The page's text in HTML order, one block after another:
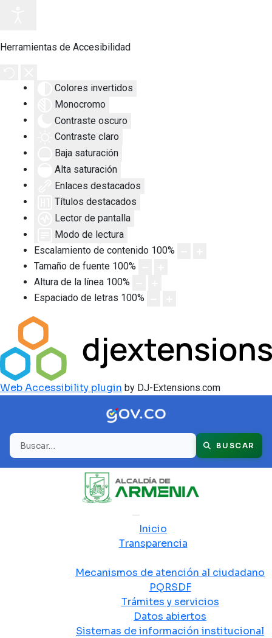
Herramientas de Accesibilidad
Colores invertidos
Monocromo
Contraste oscuro
Contraste claro
Baja saturación
Alta saturación
Enlaces destacados
Títulos destacados
Lector de pantalla
Modo de lectura
Escalamiento de contenido 100%
Tamaño de fuente 100%
Altura de la línea 100%
Espaciado de letras 100%
Web Accessibility plugin by DJ-Extensions.com
Buscar BUSCAR
Inicio
Transparencia
Mecanismos de atención al ciudadano
PQRSDF
Trámites y servicios
Datos abiertos
Sistemas de información institucional